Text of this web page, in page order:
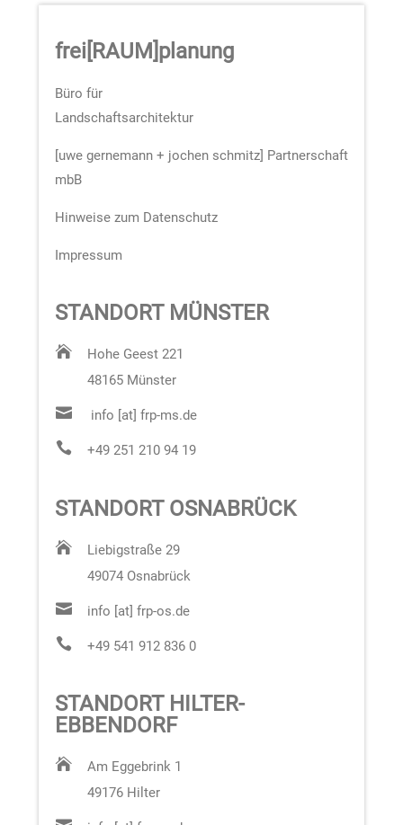
frei RAUM planung
Büro für
Landschaftsarchitektur
[uwe gernemann + jochen schmitz] Partnerschaft
mbB
Hinweise zum Datenschutz
Impressum
STANDORT MÜNSTER

Hohe Geest 221
48165 Münster

info [at] frp-ms.de

+49 251 210 94 19
STANDORT OSNABRÜCK

Liebigstraße 29
49074 Osnabrück

info [at] frp-os.de

+49 541 912 836 0
STANDORT HILTER-
EBBENDORF

Am Eggebrink 1
49176 Hilter